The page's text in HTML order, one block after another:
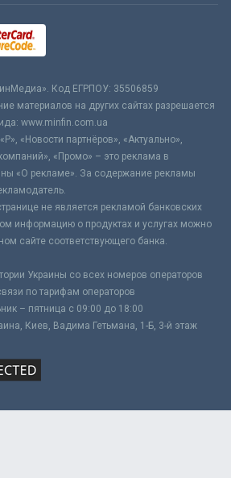
Код ЕГРПОУ: 35506859
материалов на других сайтах разрешается
www.minfin.com.ua
«Новости партнёров», «Актуально»,
«Промо» – это реклама в
«О рекламе». За содержание рекламы
не является рекламой банковских
информацию о продуктах и услугах можно
сайте соответствующего банка.
Украины со всех номеров операторов
по тарифам операторов
– пятница с 09:00 до 18:00
Киев, Вадима Гетьмана, 1-Б, 3-й этаж